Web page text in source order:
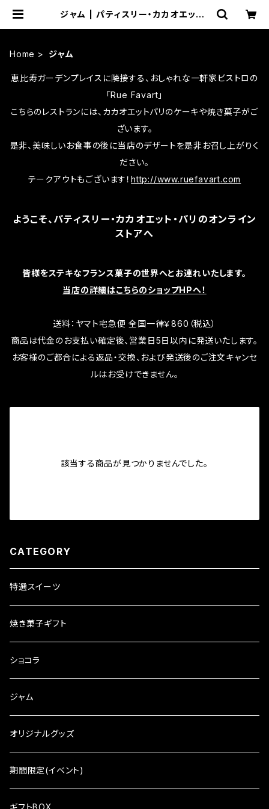
ジャム | パティスリー・カカオエット・
Home ジャム
恵比寿ガーデンプレイスに隣接する、おしゃれな一軒家ビストロの
「Rue Favart」
こちらのレストランには、カカオエットパリのケーキや焼き菓子がご
ざいます。
是非、美味しいお食事の後に当店のデザートを是非お召し上がりく
ださい。
テークアウトもございます！http://www.ruefavart.com
ようこそ、パティスリー・カカオエット・パリのオンライン
ストアへ
皆様をステキなフランス菓子の世界へとお連れいたします。
当店の詳細はこちらのショップHPへ！
送料：ヤマト宅急便 全国一律￥860（税込）
商品は代金のお支払い確定後、営業日5日以内に発送いたします。
お客様のご都合による返品・交換、および発送後のご注文キャンセ
ルはお受けできません。
該当する商品が見つかりませんでした。
CATEGORY
特選スイーツ
焼き菓子ギフト
ショコラ
ジャム
オリジナルグッズ
期間限定(イベント)
ギフトBOX